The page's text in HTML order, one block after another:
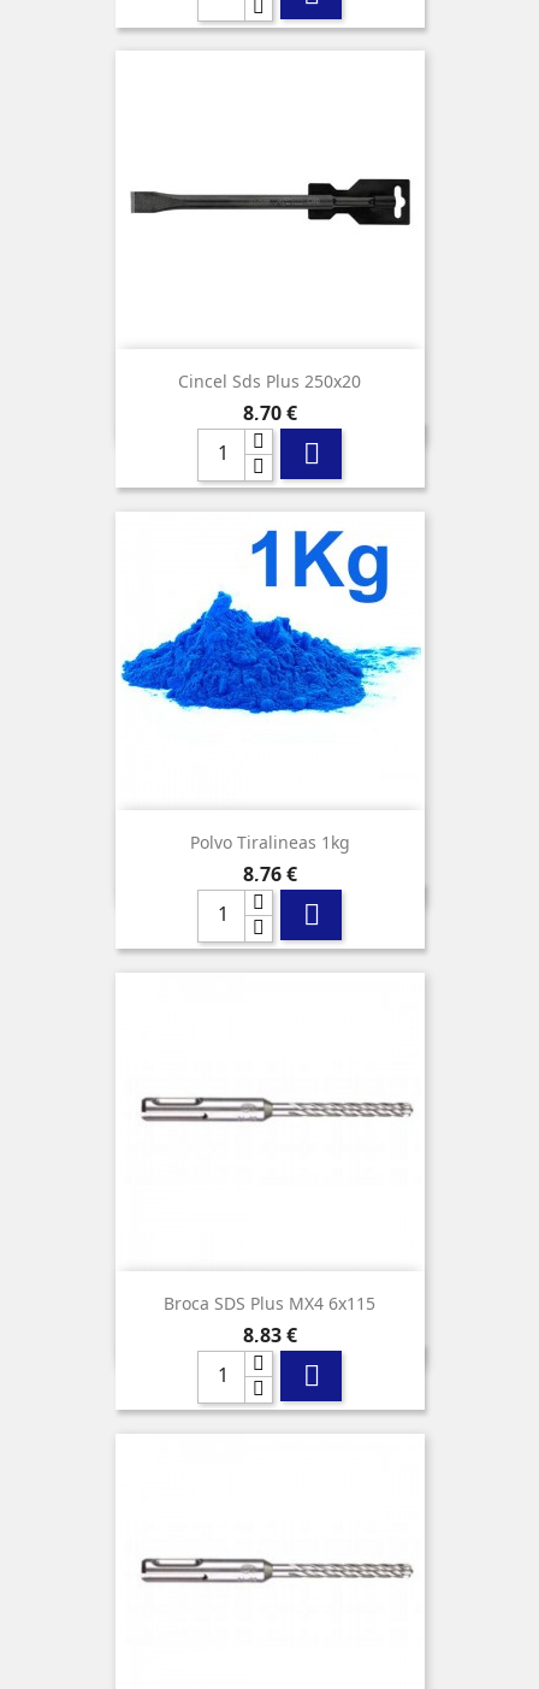
Cincel Sds Plus 250x20
Precio
8,70 €

Polvo Tiralineas 1kg
Precio
8,76 €

Broca SDS Plus MX4 6x115
Precio
8,83 €
